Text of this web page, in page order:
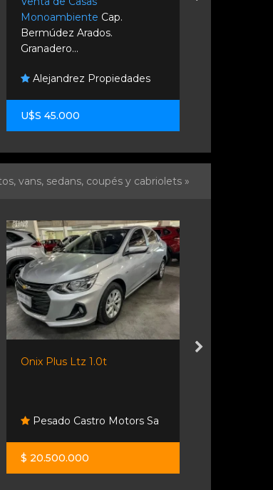
Monoambiente Cap.
Bermúdez Arados.
Granadero...
Alejandrez Propiedades
U$S 45.000
vans, sedans, coupés y cabriolets »
Onix Plus Ltz 1.0t
Pesado Castro Motors Sa
$ 20.500.000